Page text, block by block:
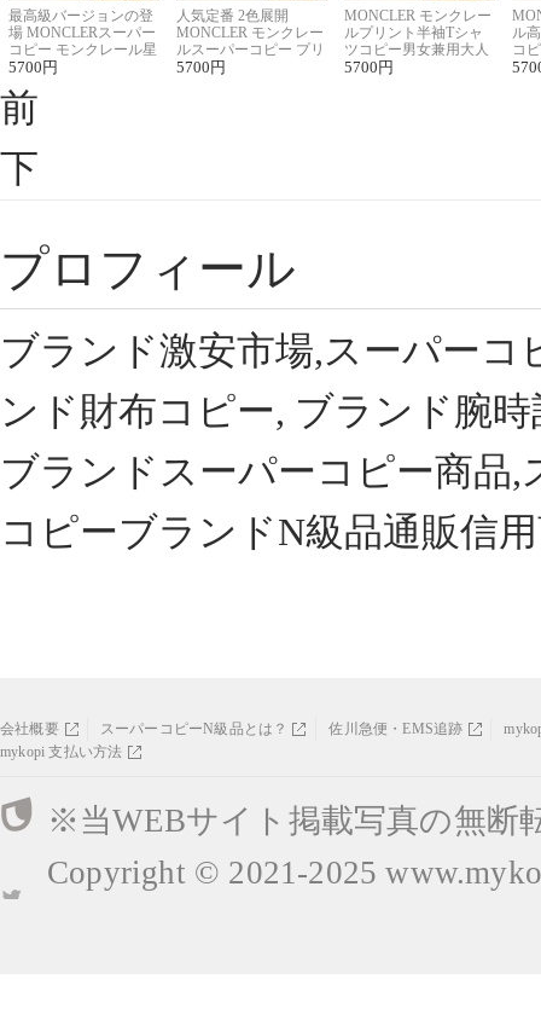
最高級バージョンの登
場 MONCLERスーパー
コピー モンクレール星
座半袖Tシャツ
5700 円
人気定番 2色展開
MONCLER モンクレー
ルスーパーコピー プリ
ント半袖Tシャツ
5700 円
MONCLER モンクレー
ルプリント半袖Tシャ
ツコピー男女兼用大人
可愛い春夏コーデ
5700 円
ル
コ
ィ
前
下
プロフィール
ブランド激安市場,スーパー
ンド財布コピー, ブランド腕
ブランドスーパーコピー商品
コピーブランドN級品通販信
会社概要 スーパーコピーN級品とは？ 佐川急便・EMS追跡
mykopi 支払い方法
※当WEBサイト掲載写真の無断
Copyright © 2021-2025